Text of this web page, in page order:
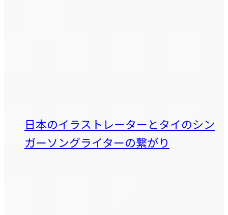
日本のイラストレーターとタイのシン
ガーソングライターの繋がり